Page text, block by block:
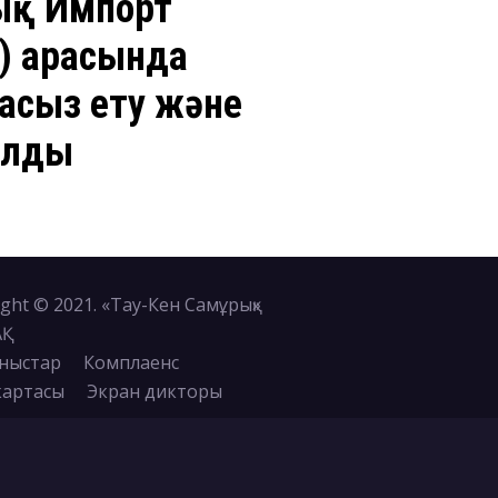
арасында
ету және
© 2021. «Тау-Кен Самұрық»
Комплаенс
Экран дикторы